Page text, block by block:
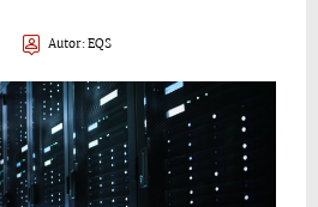
Autor: EQS